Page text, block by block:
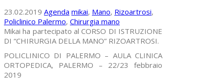
23.02.2019 Agenda mikai, Mano, Rizoartrosi,
Policlinico Palermo, Chirurgia mano
Mikai ha partecipato al CORSO DI ISTRUZIONE
DI “CHIRURGIA DELLA MANO” RIZOARTROSI.
POLICLINICO DI PALERMO – AULA CLINICA
ORTOPEDICA, PALERMO – 22/23 febbraio
2019